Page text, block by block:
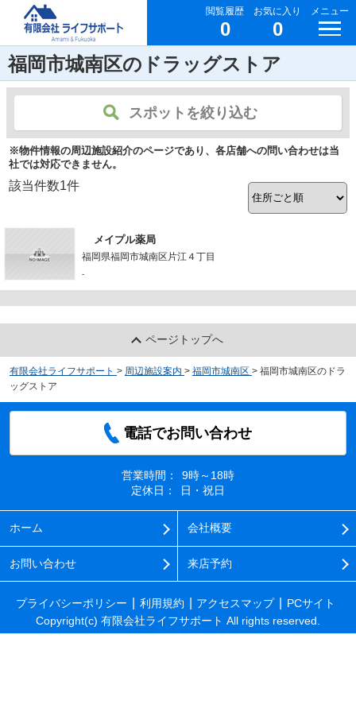
閲覧履歴
0
お気に入り
0
メニュー
福岡市城南区のドラッグストア
スポットを絞り込む
※物件情報の周辺施設紹介のページであり、各店舗への問い合わせは当
社では対応できません。
該当件数1件
メイプル薬局
福岡県福岡市城南区片江４丁目
-
ページトップへ
有限会社ライフサポート > 周辺施設案内 > 福岡市城南区 > 福岡市城南区のドラ
ッグストア
電話でお問い合わせ
営業時間：
9時～18時
定休日：
日・祝日
ホーム 会社概要
お問い合わせ 来店予約
プライバシーポリシー 利用規約 アクセスマップ
PCサイト
Copyright(c) 有限会社ライフサポート All rights reserved.